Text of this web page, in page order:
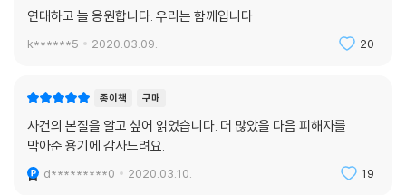
연대하고 늘 응원합니다. 우리는 함께입니다
k******5 2020.03.09. 20
종이책 구매
사건의 본질을 알고 싶어 읽었습니다. 더 많았을 다음 피해자를
막아준 용기에 감사드려요.
d*********0 2020.03.10. 19